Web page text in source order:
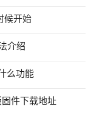
候开始
介绍
么功能
件下载地址